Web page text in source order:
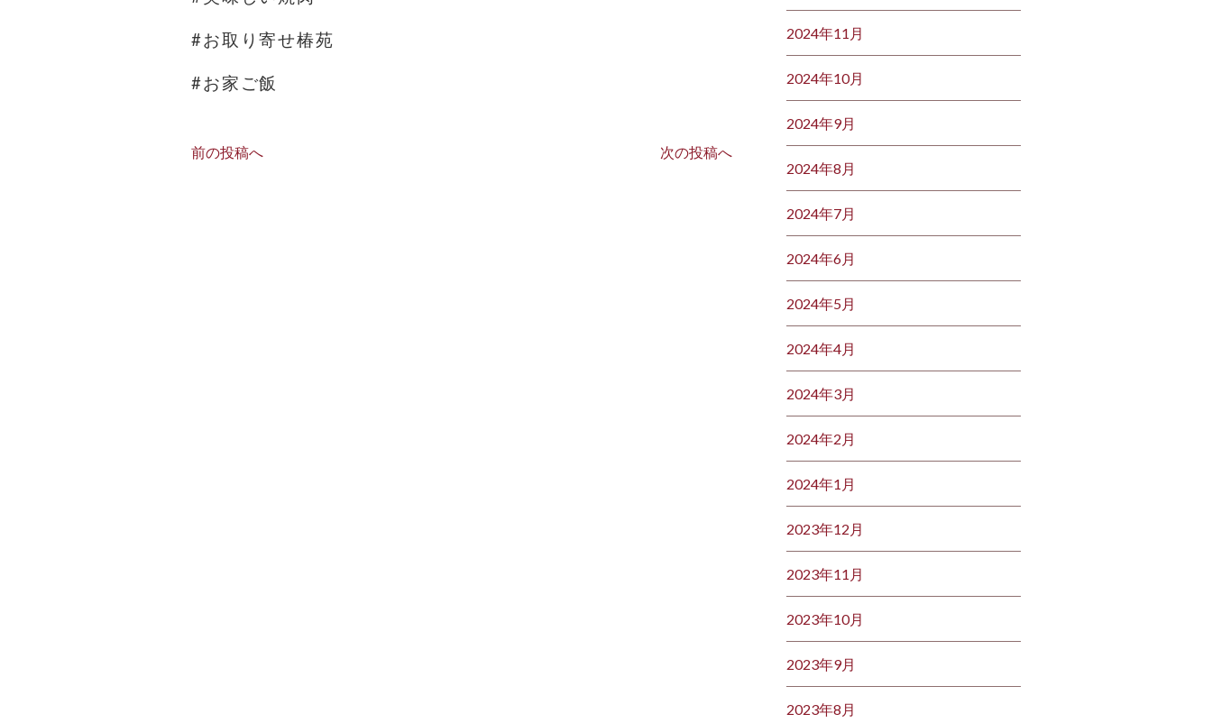
#お取り寄せ椿苑
#お家ご飯
前の投稿へ 次の投稿へ
2024年11月
2024年10月
2024年9月
2024年8月
2024年7月
2024年6月
2024年5月
2024年4月
2024年3月
2024年2月
2024年1月
2023年12月
2023年11月
2023年10月
2023年9月
2023年8月